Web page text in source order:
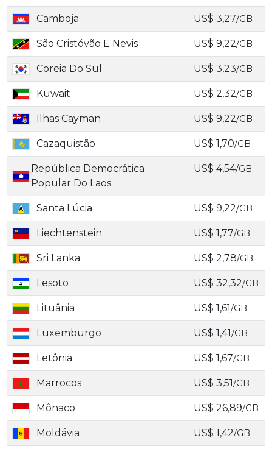
Camboja US$ 3,27/GB
São Cristóvão E Nevis US$ 9,22/GB
Coreia Do Sul US$ 3,23/GB
Kuwait US$ 2,32/GB
Ilhas Cayman US$ 9,22/GB
Cazaquistão US$ 1,70/GB
República Democrática
Popular Do Laos
US$ 4,54/GB
Santa Lúcia US$ 9,22/GB
Liechtenstein US$ 1,77/GB
Sri Lanka US$ 2,78/GB
Lesoto US$ 32,32/GB
Lituânia US$ 1,61/GB
Luxemburgo US$ 1,41/GB
Letônia US$ 1,67/GB
Marrocos US$ 3,51/GB
Mônaco US$ 26,89/GB
Moldávia US$ 1,42/GB